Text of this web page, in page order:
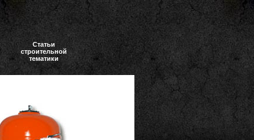
Статьи
строительной
тематики